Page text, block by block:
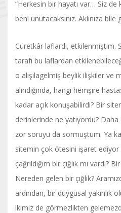
“Herkesin bir hayatı var… Siz de
beni unutacaksınız. Aklınıza
Cüretkâr laflardı, etkilenmiştim.
tarafı bu laflardan
o alışılagelmiş beylik ilişkiler ve
alındığında, hangi hemşire
kadar açık konuşabilirdi? Bir
derinlerinde ne yatıyordu?
zor soruyu da sormuştum. Ya
sitemin çok ötesini işaret ediyor
çağrıldığım bir çığlık mı vardı?
Nereden gelen bir çığlık?
ardından, bir duygusal yakınlık
ikimiz de görmezlikten